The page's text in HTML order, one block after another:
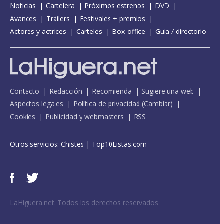
Noticias Cartelera Próximos estrenos
DVD
Avances
Tráilers
Festivales + premios
Actores y actrices
Carteles Box-office Guía / directorio
Contacto Redacción Recomienda
Sugiere una web
Aspectos legales
Política de privacidad (Cambiar)
Cookies
Publicidad y webmasters RSS
Otros servicios: Chistes | Top10Listas.com
LaHiguera.net. Todos los derechos reservados